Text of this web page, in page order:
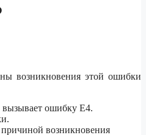
возникновения этой ошибки
вызывает ошибку E4.
возникновения